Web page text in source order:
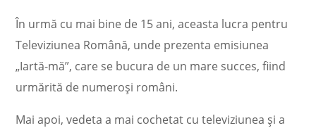
În urmă cu mai bine de 15 ani, aceasta lucra pentru
Televiziunea Română, unde prezenta emisiunea
„Iartă-mă”, care se bucura de un mare succes, fiind
urmărită de numeroși români.
Mai apoi, vedeta a mai cochetat cu televiziunea și a